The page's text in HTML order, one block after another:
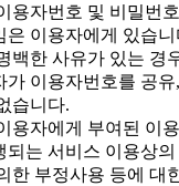
용자번호 및 비밀번
은 이용자에게 있습니
백한 사유가 있는 경
가 이용자번호를 공
습니다.
용자에게 부여된 이
되는 서비스 이용상
한 부정사용 등에 대